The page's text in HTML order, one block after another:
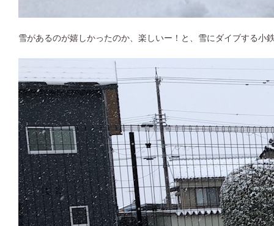
雪があるのが嬉しかったのか、楽しいー！と、雪にダイブする小